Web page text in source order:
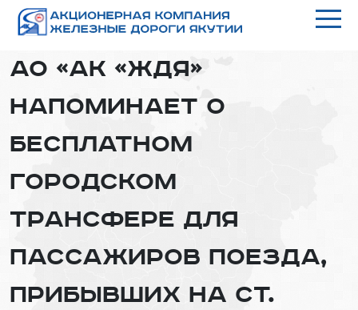
АО «АК «ЖДЯ»
напоминает о
бесплатном
городском
трансфере для
пассажиров поезда,
прибывших на ст.